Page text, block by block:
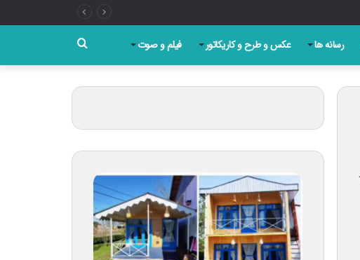
رسانه ها عکس و طرح و کاریکاتور فیلم و صوت
برای